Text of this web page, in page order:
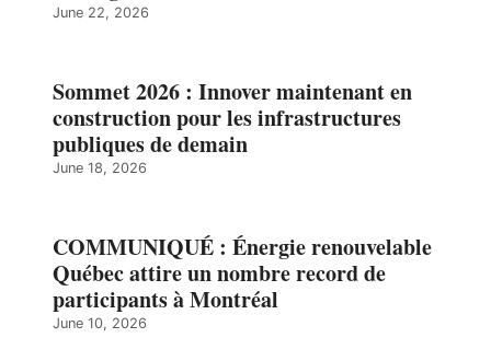
June 22, 2026
Sommet 2026 : Innover maintenant en
construction pour les infrastructures
publiques de demain
June 18, 2026
COMMUNIQUÉ : Énergie renouvelable
Québec attire un nombre record de
participants à Montréal
June 10, 2026